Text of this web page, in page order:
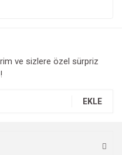
ve sizlere özel sürpriz
EKLE